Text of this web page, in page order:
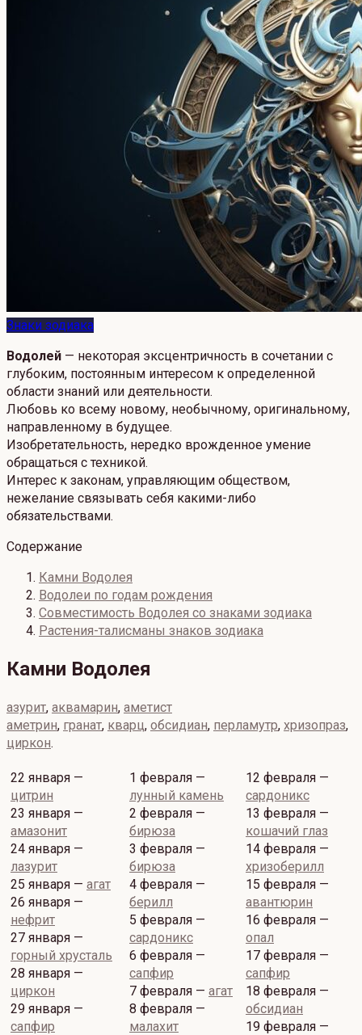
Знаки зодиака
Водолей — некоторая эксцентричность в сочетании с
глубоким, постоянным интересом к определенной
области знаний или деятельности.
Любовь ко всему новому, необычному, оригинальному,
направленному в будущее.
Изобретательность, нередко врожденное умение
обращаться с техникой.
Интерес к законам, управляющим обществом,
нежелание связывать себя какими-либо
обязательствами.
Содержание
Камни Водолея
Водолеи по годам рождения
Совместимость Водолея со знаками зодиака
Растения-талисманы знаков зодиака
Камни Водолея
азурит, аквамарин, аметист
аметрин, гранат, кварц, обсидиан, перламутр, хризопраз,
циркон.
22 января —
цитрин
23 января —
амазонит
24 января —
лазурит
25 января — агат
26 января —
нефрит
27 января —
горный хрусталь
28 января —
циркон
29 января —
сапфир
1 февраля —
лунный камень
2 февраля —
бирюза
3 февраля —
бирюза
4 февраля —
берилл
5 февраля —
сардоникс
6 февраля —
сапфир
7 февраля — агат
8 февраля —
малахит
12 февраля —
сардоникс
13 февраля —
кошачий глаз
14 февраля —
хризоберилл
15 февраля —
авантюрин
16 февраля —
опал
17 февраля —
сапфир
18 февраля —
обсидиан
19 февраля —